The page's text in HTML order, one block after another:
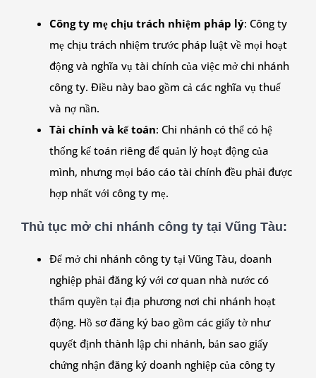
Công ty mẹ chịu trách nhiệm pháp lý: Công ty
mẹ chịu trách nhiệm trước pháp luật về mọi hoạt
động và nghĩa vụ tài chính của việc mở chi nhánh
công ty. Điều này bao gồm cả các nghĩa vụ thuế
và nợ nần.
Tài chính và kế toán: Chi nhánh có thể có hệ
thống kế toán riêng để quản lý hoạt động của
mình, nhưng mọi báo cáo tài chính đều phải được
hợp nhất với công ty mẹ.
Thủ tục mở chi nhánh công ty tại Vũng Tàu:
Để mở chi nhánh công ty tại Vũng Tàu, doanh
nghiệp phải đăng ký với cơ quan nhà nước có
thẩm quyền tại địa phương nơi chi nhánh hoạt
động. Hồ sơ đăng ký bao gồm các giấy tờ như
quyết định thành lập chi nhánh, bản sao giấy
chứng nhận đăng ký doanh nghiệp của công ty